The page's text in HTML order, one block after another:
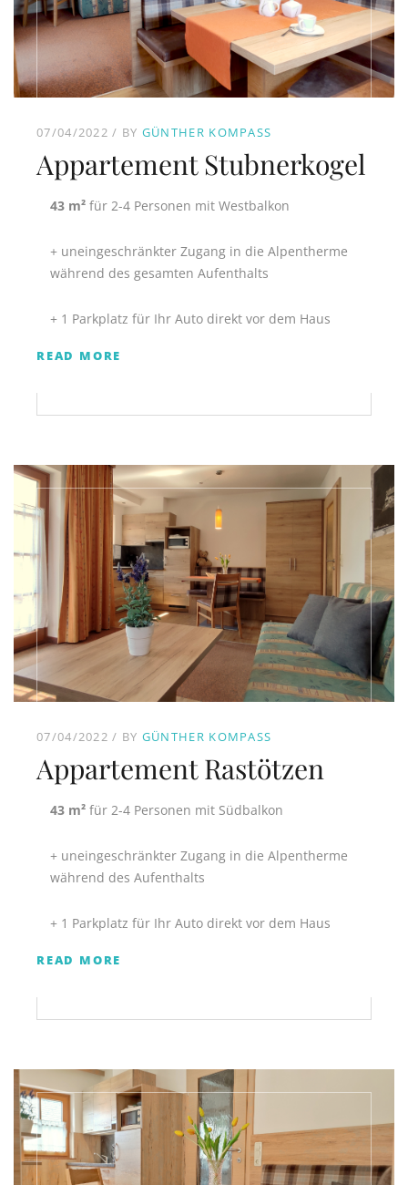
07/04/2022 BY GÜNTHER KOMPASS
Appartement Stubnerkogel
43 m² für 2-4 Personen mit Westbalkon
+ uneingeschränkter Zugang in die Alpentherme
während des gesamten Aufenthalts
+ 1 Parkplatz für Ihr Auto direkt vor dem Haus
READ MORE
07/04/2022 BY GÜNTHER KOMPASS
Appartement Rastötzen
43 m² für 2-4 Personen mit Südbalkon
+ uneingeschränkter Zugang in die Alpentherme
während des Aufenthalts
+ 1 Parkplatz für Ihr Auto direkt vor dem Haus
READ MORE